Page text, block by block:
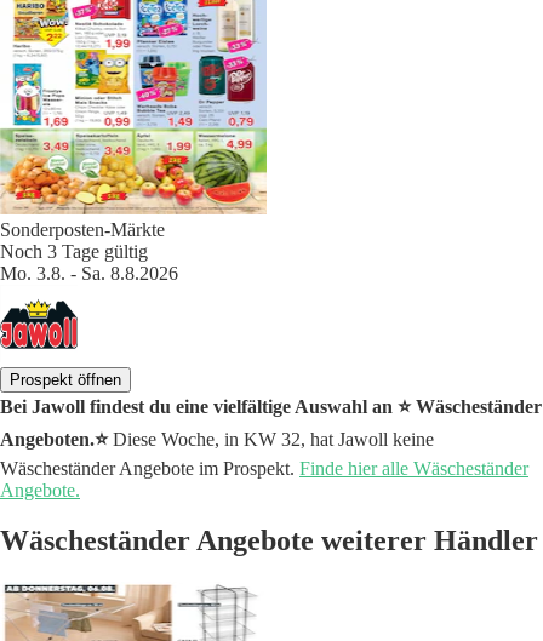
Sonderposten-Märkte
Noch 3 Tage gültig
Mo. 3.8. - Sa. 8.8.2026
Prospekt öffnen
Bei Jawoll findest du eine vielfältige Auswahl an ⭐️ Wäscheständer
Angeboten.⭐️Diese Woche, in KW 32, hat Jawoll keine
Wäscheständer Angebote im Prospekt. Finde hier alle Wäscheständer
Angebote.
Wäscheständer Angebote weiterer Händler